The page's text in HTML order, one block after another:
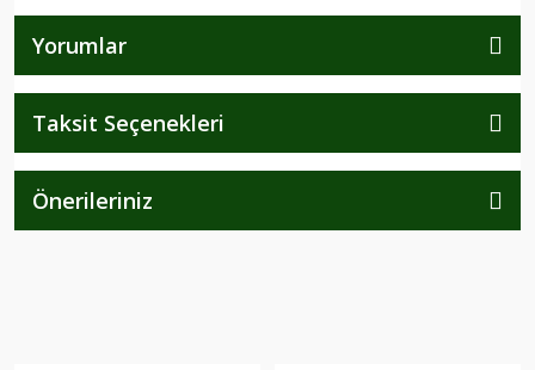
Yorumlar
Taksit Seçenekleri
Önerileriniz